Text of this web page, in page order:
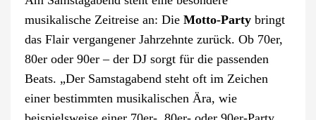
musikalische Zeitreise an: Die Motto-Party bringt
das Flair vergangener Jahrzehnte zurück. Ob 70er,
80er oder 90er – der DJ sorgt für die passenden
Beats. „Der Samstagabend steht oft im Zeichen
einer bestimmten musikalischen Ära, wie